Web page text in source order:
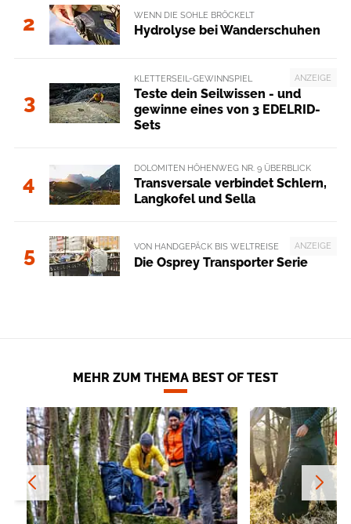
2 WENN DIE SOHLE BRÖCKELT
Hydrolyse bei Wanderschuhen
3
ANZEIGE
KLETTERSEIL-GEWINNSPIEL
Teste dein Seilwissen - und
gewinne eines von 3 EDELRID-
Sets
4
DOLOMITEN HÖHENWEG NR. 9 ÜBERBLICK
Transversale verbindet Schlern,
Langkofel und Sella
5 ANZEIGE
VON HANDGEPÄCK BIS WELTREISE
Die Osprey Transporter Serie
MEHR ZUM THEMA BEST OF TEST